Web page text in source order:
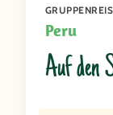
Peru
Auf den